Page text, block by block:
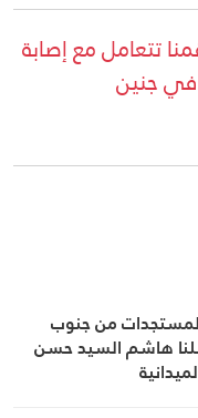
تتعامل مع إصابة
في جنين
من جنوب
هاشم السيد حسن